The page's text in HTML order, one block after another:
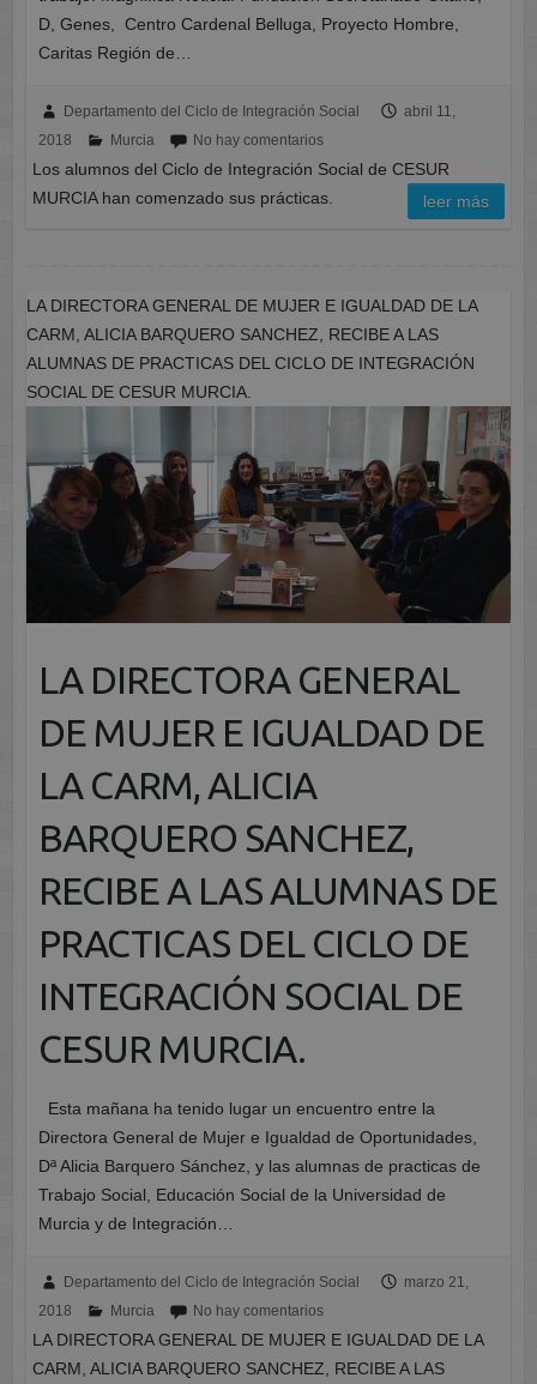
D, Genes, Centro Cardenal Belluga, Proyecto Hombre,
Caritas Región de…
Departamento del Ciclo de Integración Social
abril 11,
2018
Murcia No hay comentarios
Los alumnos del Ciclo de Integración Social de CESUR
MURCIA han comenzado sus prácticas.
leer más
LA DIRECTORA GENERAL DE MUJER E IGUALDAD DE LA
CARM, ALICIA BARQUERO SANCHEZ, RECIBE A LAS
ALUMNAS DE PRACTICAS DEL CICLO DE INTEGRACIÓN
SOCIAL DE CESUR MURCIA.
LA DIRECTORA GENERAL
DE MUJER E IGUALDAD DE
LA CARM, ALICIA
BARQUERO SANCHEZ,
RECIBE A LAS ALUMNAS DE
PRACTICAS DEL CICLO DE
INTEGRACIÓN SOCIAL DE
CESUR MURCIA.
Esta mañana ha tenido lugar un encuentro entre la
Directora General de Mujer e Igualdad de Oportunidades,
Dª Alicia Barquero Sánchez, y las alumnas de practicas de
Trabajo Social, Educación Social de la Universidad de
Murcia y de Integración…
Departamento del Ciclo de Integración Social
marzo 21,
2018
Murcia No hay comentarios
LA DIRECTORA GENERAL DE MUJER E IGUALDAD DE LA
CARM, ALICIA BARQUERO SANCHEZ, RECIBE A LAS